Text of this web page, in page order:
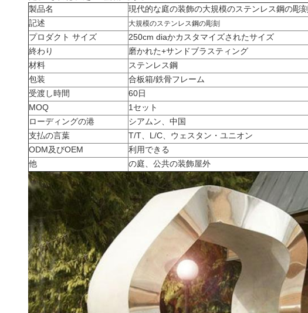
製品名
現代的な庭の装飾の大規模のステンレス鋼の彫刻
記述
大規模のステンレス鋼の彫刻
プロダクト サイズ
250cm diaかカスタマイズされたサイズ
終わり
磨かれた+サンドブラスティング
材料
ステンレス鋼
包装
合板箱/鉄骨フレーム
受渡し時間
60日
MOQ
1セット
ローディングの港
シアムン、中国
支払の言葉
T/T、L/C、ウェスタン・ユニオン
ODM及びOEM
利用できる
他
の庭、公共の装飾屋外